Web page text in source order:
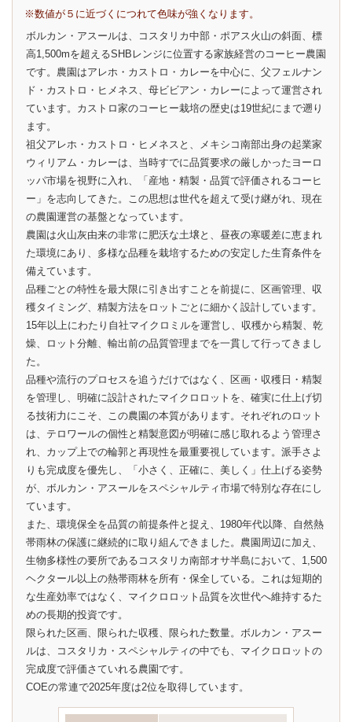
※数値が５に近づくにつれて色味が強くなります。
ボルカン・アスールは、コスタリカ中部・ポアス火山の斜面、標
高1,500mを超えるSHBレンジに位置する家族経営のコーヒー農園
です。農園はアレホ・カストロ・カレーを中心に、父フェルナン
ド・カストロ・ヒメネス、母ビビアン・カレーによって運営され
ています。カストロ家のコーヒー栽培の歴史は19世紀にまで遡り
ます。
祖父アレホ・カストロ・ヒメネスと、メキシコ南部出身の起業家
ウィリアム・カレーは、当時すでに品質要求の厳しかったヨーロ
ッパ市場を視野に入れ、「産地・精製・品質で評価されるコーヒ
ー」を志向してきた。この思想は世代を超えて受け継がれ、現在
の農園運営の基盤となっています。
農園は火山灰由来の非常に肥沃な土壌と、昼夜の寒暖差に恵まれ
た環境にあり、多様な品種を栽培するための安定した生育条件を
備えています。
品種ごとの特性を最大限に引き出すことを前提に、区画管理、収
穫タイミング、精製方法をロットごとに細かく設計しています。
15年以上にわたり自社マイクロミルを運営し、収穫から精製、乾
燥、ロット分離、輸出前の品質管理までを一貫して行ってきまし
た。
品種や流行のプロセスを追うだけではなく、区画・収穫日・精製
を管理し、明確に設計されたマイクロロットを、確実に仕上げ切
る技術力にこそ、この農園の本質があります。それぞれのロット
は、テロワールの個性と精製意図が明確に感じ取れるよう管理さ
れ、カップ上での輪郭と再現性を最重要視しています。派手さよ
りも完成度を優先し、「小さく、正確に、美しく」仕上げる姿勢
が、ボルカン・アスールをスペシャルティ市場で特別な存在にし
ています。
また、環境保全を品質の前提条件と捉え、1980年代以降、自然熱
帯雨林の保護に継続的に取り組んできました。農園周辺に加え、
生物多様性の要所であるコスタリカ南部オサ半島において、1,500
ヘクタール以上の熱帯雨林を所有・保全している。これは短期的
な生産効率ではなく、マイクロロット品質を次世代へ維持するた
めの長期的投資です。
限られた区画、限られた収穫、限られた数量。ボルカン・アスー
ルは、コスタリカ・スペシャルティの中でも、マイクロロットの
完成度で評価さていれる農園です。
COEの常連で2025年度は2位を取得しています。